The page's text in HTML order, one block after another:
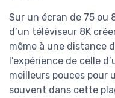
Sur un écran de 75 ou
d’un téléviseur 8K
même à une distance
l’expérience de celle
meilleurs pouces pour
souvent dans cette